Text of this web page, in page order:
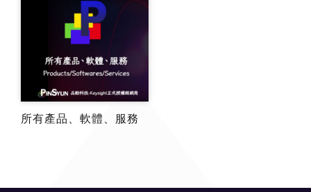
所有產品、軟體、服務